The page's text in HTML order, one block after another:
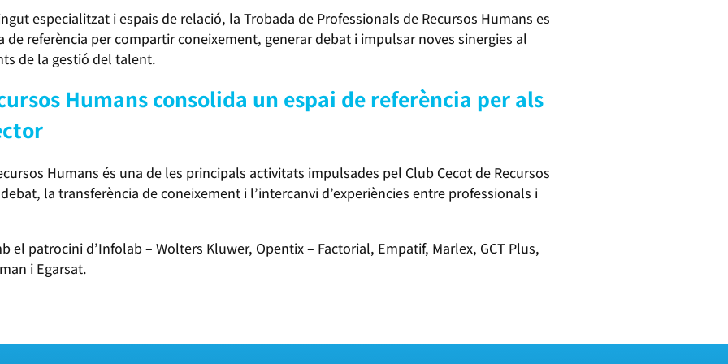
especialitzat i espais de relació, la Trobada de Professionals de Recursos Humans es
referència per compartir coneixement, generar debat i impulsar noves sinergies al
de la gestió del talent.
Humans consolida un espai de referència per als
Humans és una de les principals activitats impulsades pel Club Cecot de Recursos
la transferència de coneixement i l’intercanvi d’experiències entre professionals i
el patrocini d’Infolab – Wolters Kluwer, Opentix – Factorial, Empatif, Marlex, GCT Plus,
i Egarsat.